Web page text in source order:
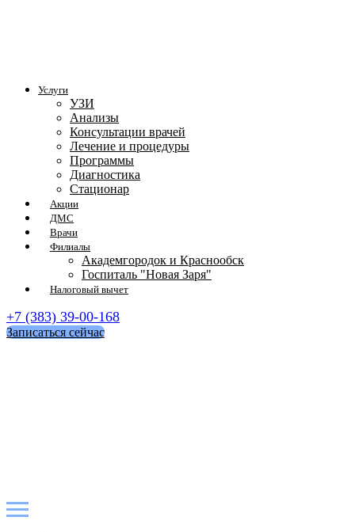
Услуги
УЗИ
Анализы
Консультации врачей
Лечение и процедуры
Программы
Диагностика
Стационар
Акции
ДМС
Врачи
Филиалы
Академгородок и Краснообск
Госпиталь "Новая Заря"
Налоговый вычет
+7 (383) 39-00-168
Записаться сейчас